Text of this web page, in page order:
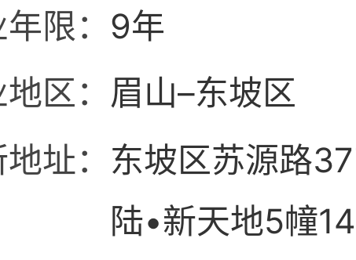
限： 9年
区： 眉山–东坡区
址： 东坡区苏源路
陆•新天地5幢